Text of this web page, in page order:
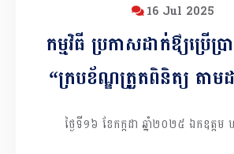
16 Jul 2025
កម្មវិធី ប្រកាសដាក់ឳ្យប្រើប្រ
“ក្របខ័ណ្ឌត្រួតពិនិត្យ តាម
តម្លៃយុទ្ធសាស្រ្តជាតិ ស្ដីពីក
ថ្ងៃទី១៦ ខែកក្កដា ឆ្នាំ២០២៥ ឯកឧត្